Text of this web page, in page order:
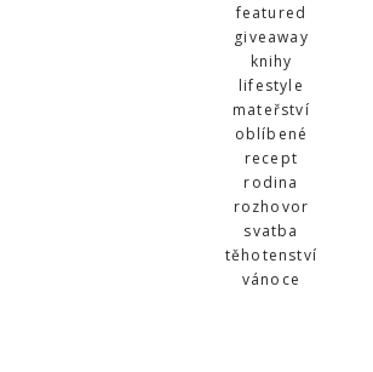
featured
giveaway
knihy
lifestyle
mateřství
oblíbené
recept
rodina
rozhovor
svatba
těhotenství
vánoce